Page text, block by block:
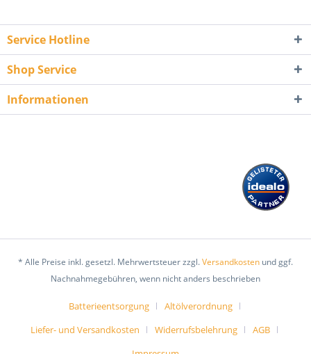
Service Hotline
Shop Service
Informationen
* Alle Preise inkl. gesetzl. Mehrwertsteuer zzgl.Versandkosten und ggf.
Nachnahmegebühren, wenn nicht anders beschrieben
Batterieentsorgung
Altölverordnung
Liefer- und Versandkosten
Widerrufsbelehrung
AGB